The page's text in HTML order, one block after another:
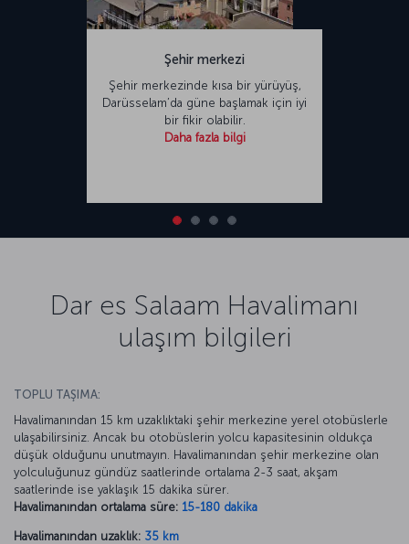
Şehir merkezi
Şehir merkezinde kısa bir yürüyüş,
Darüsselam’da güne başlamak için iyi
bir fikir olabilir.
Daha fazla bilgi
Dar es Salaam Havalimanı
ulaşım bilgileri
TOPLU TAŞIMA:
Havalimanından 15 km uzaklıktaki şehir merkezine yerel otobüslerle
ulaşabilirsiniz. Ancak bu otobüslerin yolcu kapasitesinin oldukça
düşük olduğunu unutmayın. Havalimanından şehir merkezine olan
yolculuğunuz gündüz saatlerinde ortalama 2-3 saat, akşam
saatlerinde ise yaklaşık 15 dakika sürer.
Havalimanından ortalama süre: 15-180 dakika
Havalimanından uzaklık: 35 km